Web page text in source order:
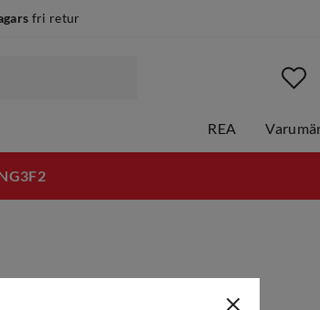
fri retur
REA